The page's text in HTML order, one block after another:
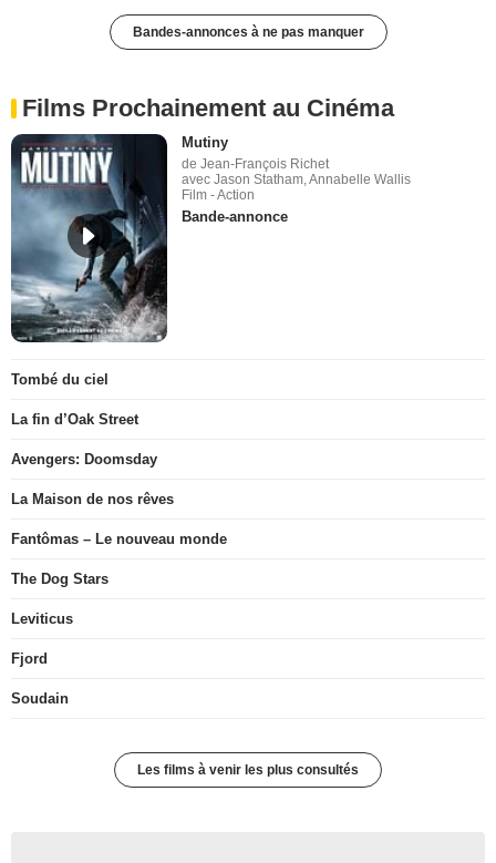
Bandes-annonces à ne pas manquer
Films Prochainement au Cinéma
Mutiny
de Jean-François Richet
avec Jason Statham, Annabelle Wallis
Film - Action
Bande-annonce
Tombé du ciel
La fin d’Oak Street
Avengers: Doomsday
La Maison de nos rêves
Fantômas – Le nouveau monde
The Dog Stars
Leviticus
Fjord
Soudain
Les films à venir les plus consultés